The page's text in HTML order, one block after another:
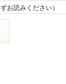
お読みください）